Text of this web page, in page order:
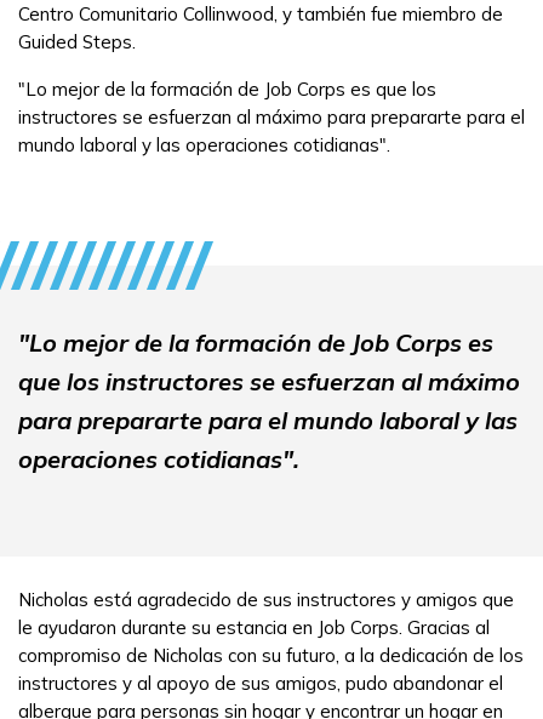
Centro Comunitario Collinwood, y también fue miembro de
Guided Steps.
"Lo mejor de la formación de Job Corps es que los
instructores se esfuerzan al máximo para prepararte para el
mundo laboral y las operaciones cotidianas".
"Lo mejor de la formación de Job Corps es
que los instructores se esfuerzan al máximo
para prepararte para el mundo laboral y las
operaciones cotidianas".
Nicholas está agradecido de sus instructores y amigos que
le ayudaron durante su estancia en Job Corps. Gracias al
compromiso de Nicholas con su futuro, a la dedicación de los
instructores y al apoyo de sus amigos, pudo abandonar el
albergue para personas sin hogar y encontrar un hogar en